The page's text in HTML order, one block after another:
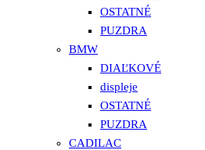
OSTATNÉ
PUZDRA
BMW
DIAĽKOVÉ
displeje
OSTATNÉ
PUZDRA
CADILAC